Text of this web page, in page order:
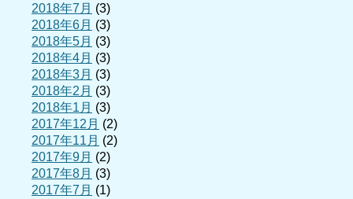
2018年7月 (3)
2018年6月 (3)
2018年5月 (3)
2018年4月 (3)
2018年3月 (3)
2018年2月 (3)
2018年1月 (3)
2017年12月 (2)
2017年11月 (2)
2017年9月 (2)
2017年8月 (3)
2017年7月 (1)